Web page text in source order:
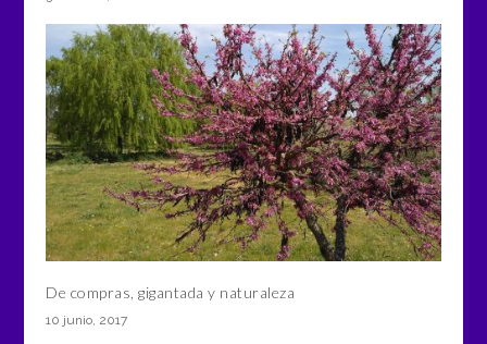
De compras, gigantada y naturaleza
10 junio, 2017